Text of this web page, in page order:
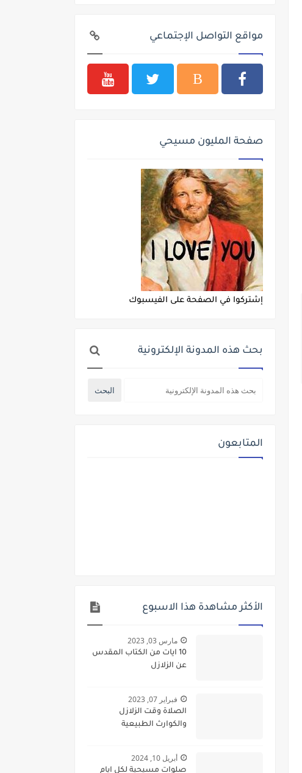
مواقع التواصل الإجتماعي
صفحة المليون مسيحي
إشتركوا في الصفحة على الفيسبوك
بحث هذه المدونة الإلكترونية
المتابعون
الأكثر مشاهدة هذا الاسبوع
مارس 03, 2023
10 ايات من الكتاب المقدس
عن الزلازل
فبراير 07, 2023
الصلاة وقت الزلازل
والكوارث الطبيعية
أبريل 10, 2024
صلوات مسيحية لكل ايام